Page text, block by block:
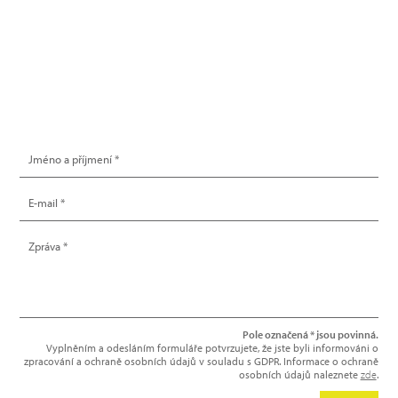
Pole označená * jsou povinná.
Vyplněním a odesláním formuláře potvrzujete, že jste byli informováni o
zpracování a ochraně osobních údajů v souladu s GDPR. Informace o ochraně
osobních údajů naleznete zde.